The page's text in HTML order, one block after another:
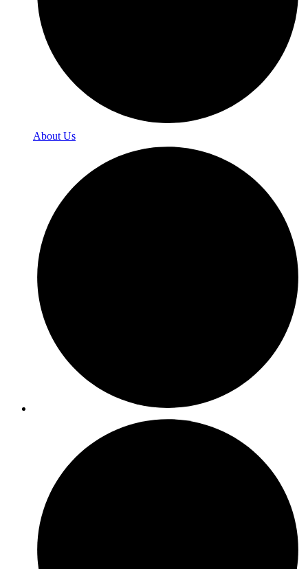
About Us